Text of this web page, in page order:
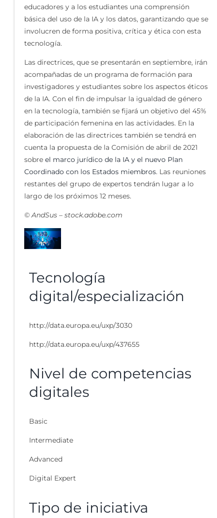
educadores y a los estudiantes una comprensión
básica del uso de la IA y los datos, garantizando que se
involucren de forma positiva, crítica y ética con esta
tecnología.
Las directrices, que se presentarán en septiembre, irán
acompañadas de un programa de formación para
investigadores y estudiantes sobre los aspectos éticos
de la IA. Con el fin de impulsar la igualdad de género
en la tecnología, también se fijará un objetivo del 45%
de participación femenina en las actividades. En la
elaboración de las directrices también se tendrá en
cuenta la propuesta de la Comisión de abril de 2021
sobre el marco jurídico de la IA y el nuevo Plan
Coordinado con los Estados miembros. Las reuniones
restantes del grupo de expertos tendrán lugar a lo
largo de los próximos 12 meses.
© AndSus – stock.adobe.com
Tecnología
digital/especialización
http://data.europa.eu/uxp/3030
http://data.europa.eu/uxp/437655
Nivel de competencias
digitales
Basic
Intermediate
Advanced
Digital Expert
Tipo de iniciativa